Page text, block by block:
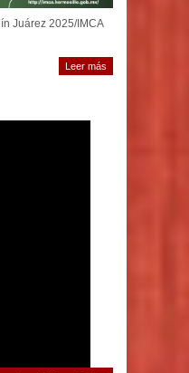
Juárez 2025/IMCA
Leer más